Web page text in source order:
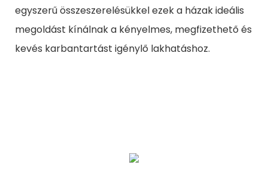
egyszerű összeszerelésükkel ezek a házak ideális
megoldást kínálnak a kényelmes, megfizethető és
kevés karbantartást igénylő lakhatáshoz.